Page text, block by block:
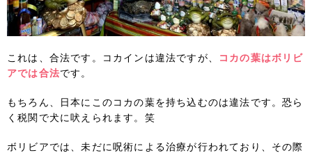
これは、合法です。コカインは違法ですが、
コカの葉はボリビ
アでは合法です。
もちろん、日本にこのコカの葉を持ち込むのは違法です。恐ら
く税関で犬に吠えられます。笑
ボリビアでは、未だに呪術による治療が行われており、その際